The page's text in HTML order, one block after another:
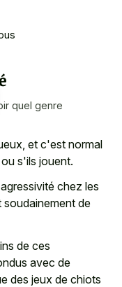
quel genre
et c'est normal
s'ils jouent.
chez les
de
de ces
avec de
des jeux de chiots